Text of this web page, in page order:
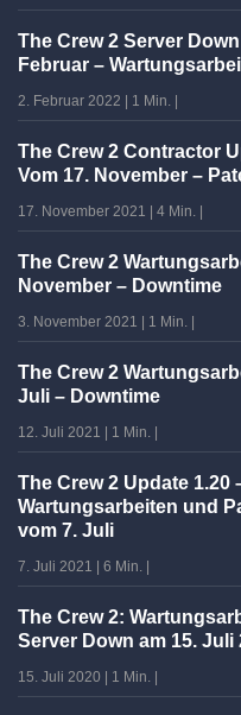
The Crew 2 Server
Februar –
2. Februar 2022 1 Min.
The Crew 2 Contractor
Vom 17. November –
17. November 2021 4 Min.
The Crew 2
November – Downtime
3. November 2021 1 Min.
The Crew 2
Juli – Downtime
12. Juli 2021 1 Min.
The Crew 2 Update 1.20
Wartungsarbeiten und
vom 7. Juli
7. Juli 2021 6 Min.
The Crew 2:
Server Down am 15. Juli
15. Juli 2020 1 Min.